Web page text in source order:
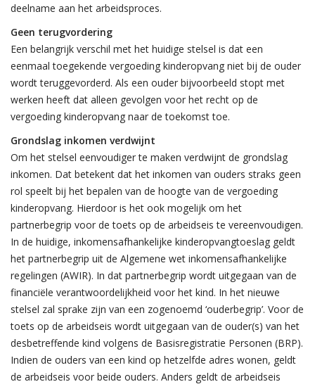
deelname aan het arbeidsproces.
Geen terugvordering
Een belangrijk verschil met het huidige stelsel is dat een
eenmaal toegekende vergoeding kinderopvang niet bij de ouder
wordt teruggevorderd. Als een ouder bijvoorbeeld stopt met
werken heeft dat alleen gevolgen voor het recht op de
vergoeding kinderopvang naar de toekomst toe.
Grondslag inkomen verdwijnt
Om het stelsel eenvoudiger te maken verdwijnt de grondslag
inkomen. Dat betekent dat het inkomen van ouders straks geen
rol speelt bij het bepalen van de hoogte van de vergoeding
kinderopvang. Hierdoor is het ook mogelijk om het
partnerbegrip voor de toets op de arbeidseis te vereenvoudigen.
In de huidige, inkomensafhankelijke kinderopvangtoeslag geldt
het partnerbegrip uit de Algemene wet inkomensafhankelijke
regelingen (AWIR). In dat partnerbegrip wordt uitgegaan van de
financiële verantwoordelijkheid voor het kind. In het nieuwe
stelsel zal sprake zijn van een zogenoemd ‘ouderbegrip’. Voor de
toets op de arbeidseis wordt uitgegaan van de ouder(s) van het
desbetreffende kind volgens de Basisregistratie Personen (BRP).
Indien de ouders van een kind op hetzelfde adres wonen, geldt
de arbeidseis voor beide ouders. Anders geldt de arbeidseis